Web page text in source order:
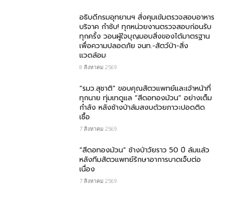
อธิบดีกรมอุทยานฯ สั่งคุมเข้มตรวจสอบอาหาร
บริจาค​ กำชับ! ทุกหน่วยงานตรวจสอบก่อนรับ
ทุกครั้ง วอนผู้ใจบุญมอบสิ่งของได้มาตรฐาน
เพื่อความปลอดภัย​ จนท.-สัตว์ป่า-สิ่ง
แวดล้อม
8 สิงหาคม 2569
“รมว.สุชาติ” ขอบคุณสัตวแพทย์และเจ้าหน้าที่
ทุกนาย ทุ่มเทดูแล “สีดอทองม้วน” อย่างเต็ม
กำลัง หลังช้างป่าล้มสงบด้วยภาวะปอดติด
เชื้อ
7 สิงหาคม 2569
“สีดอทองม้วน” ช้างป่าวัยราว 50 ปี ล้มแล้ว
หลังทีมสัตวแพทย์รักษาอาการบาดเจ็บต่อ
เนื่อง
7 สิงหาคม 2569